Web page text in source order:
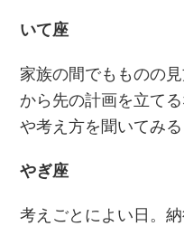
いて座
家族の間でもものの
から先の計画を立て
や考え方を聞いてみる
やぎ座
考えごとによい日。